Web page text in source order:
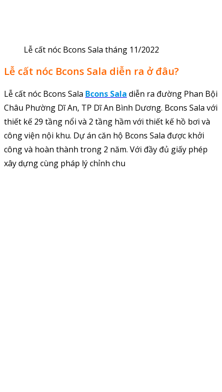
Lễ cất nóc Bcons Sala tháng 11/2022
Lễ cất nóc Bcons Sala diễn ra ở đâu?
Lễ cất nóc Bcons Sala Bcons Sala diễn ra đường Phan Bội
Châu Phường Dĩ An, TP Dĩ An Bình Dương. Bcons Sala với
thiết kế 29 tầng nổi và 2 tầng hầm với thiết kế hồ bơi và
công viện nội khu. Dự án căn hộ Bcons Sala được khởi
công và hoàn thành trong 2 năm. Với đầy đủ giấy phép
xây dựng cùng pháp lý chỉnh chu